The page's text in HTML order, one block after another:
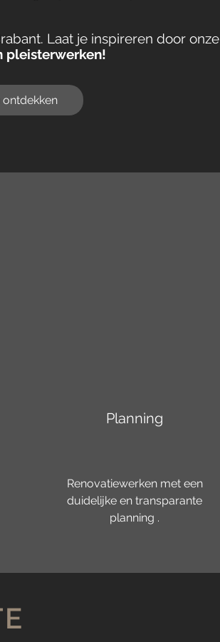
Laat je inspireren door onze
pleisterwerken!
ontdekken
Planning
Renovatiewerken met een
duidelijke en transparante
planning .